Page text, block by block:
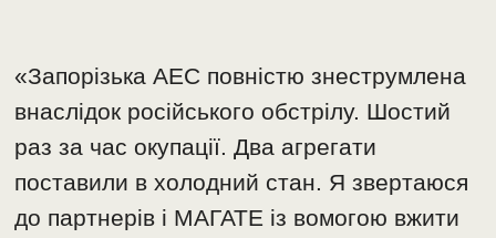
«Запорізька АЕС повністю знеструмлена
внаслідок російського обстрілу. Шостий
раз за час окупації. Два агрегати
поставили в холодний стан. Я звертаюся
до партнерів і МАГАТЕ із вомогою вжити